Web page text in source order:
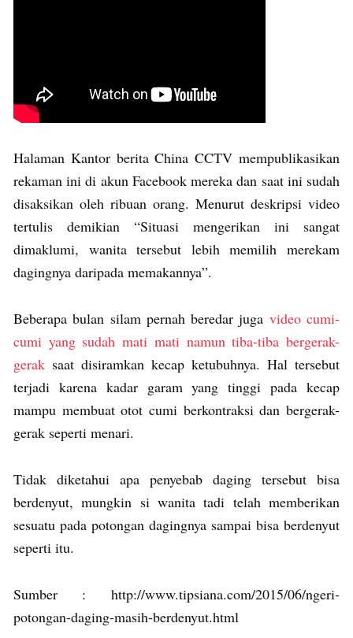
Halaman Kantor berita China CCTV mempublikasikan
rekaman ini di akun Facebook mereka dan saat ini sudah
disaksikan oleh ribuan orang. Menurut deskripsi video
tertulis demikian “Situasi mengerikan ini sangat
dimaklumi, wanita tersebut lebih memilih merekam
dagingnya daripada memakannya”.
Beberapa bulan silam pernah beredar juga video cumi-
cumi yang sudah mati mati namun tiba-tiba bergerak-
gerak saat disiramkan kecap ketubuhnya. Hal tersebut
terjadi karena kadar garam yang tinggi pada kecap
mampu membuat otot cumi berkontraksi dan bergerak-
gerak seperti menari.
Tidak diketahui apa penyebab daging tersebut bisa
berdenyut, mungkin si wanita tadi telah memberikan
sesuatu pada potongan dagingnya sampai bisa berdenyut
seperti itu.
Sumber : http://www.tipsiana.com/2015/06/ngeri-
potongan-daging-masih-berdenyut.html